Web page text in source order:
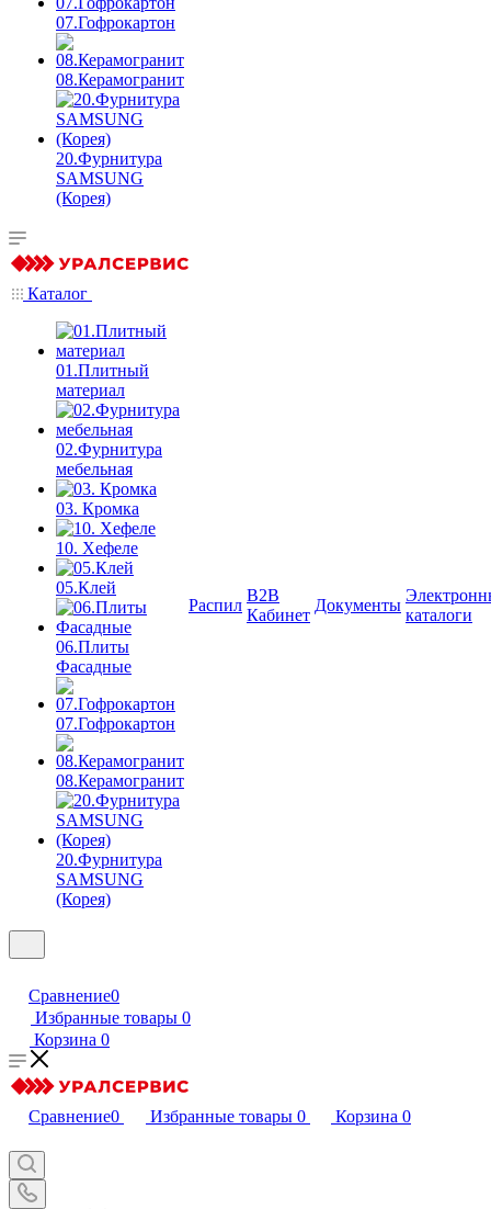
07.Гофрокартон
08.Керамогранит
20.Фурнитура
SAMSUNG
(Корея)
Каталог
01.Плитный
материал
02.Фурнитура
мебельная
03. Кромка
10. Хефеле
05.Клей
06.Плиты
Фасадные
07.Гофрокартон
08.Керамогранит
20.Фурнитура
SAMSUNG
(Корея)
Распил
B2B
Кабинет
Документы
каталоги
Сравнение0
Избранные товары 0
Корзина 0
Сравнение0 Избранные товары 0 Корзина 0